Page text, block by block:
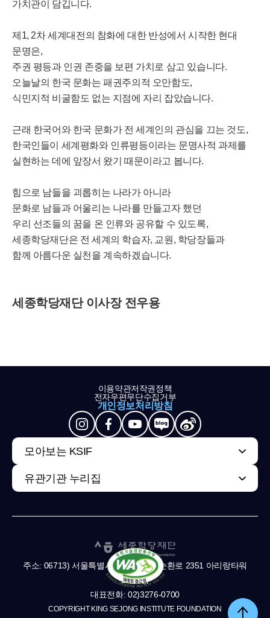
가치관이 담깁니다.
제1, 2차 세계대전의 참화에 대한 반성에서 시작한 현대
문명은,
주권 평등과 인권 존중을 보편 가치로 삼고 있습니다.
오늘날의 한국 문화는 패권주의적 오만함도,
식민지적 비굴함도 없는 지점에 자리 잡았습니다.
근래 한국어와 한국 문화가 전 세계인의 관심을 끄는 것도,
한국인들이 세계평화와 인류평등이라는 문명사적 과제를
실현하는 데에 앞장서 왔기 때문이라고 봅니다.
힘으로 남들을 괴롭히는 나라가 아니라
문화로 남들과 어울리는 나라를 만들고자 했던
우리 선조들의 꿈을 온 인류와 공유할 수 있도록,
세종학당재단은 전 세계의 학습자, 교원, 학당장들과
함께 아름다운 실천을 계속하겠습니다.
세종학당재단 이사장 전우용
이용약관저작권정책
전자우편무단수집거부
개인정보처리방침
모아보는 KSIF
유관기관 누리집
주소: 06713) 서울특별시 서초구 남부순환로 2351 아리랑타워
11,13층
대표전화: 02)3276-0700
COPYRIGHT KING SEJONG INSTITUTE FOUNDATION